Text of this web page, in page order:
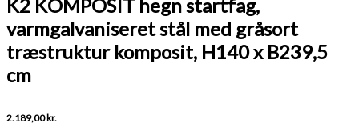
K2 KOMPOSIT hegn startfag,
varmgalvaniseret stål med gråsort
træstruktur komposit, H140 x B239,5
cm
2.189,00kr.